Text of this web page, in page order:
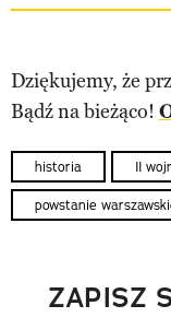
Dziękujemy, że
Bądź na bieżąco!
historia II
powstanie
ZAPISZ